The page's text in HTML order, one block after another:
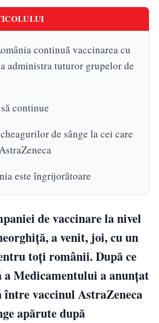
continuă vaccinarea cu
administra tuturor grupelor de
continue
de sânge la cei care
este îngrijorătoare
de vaccinare la nivel
a venit, joi, cu un
toți românii. După ce
a Medicamentului a anunțat
între vaccinul AstraZeneca
apărute după